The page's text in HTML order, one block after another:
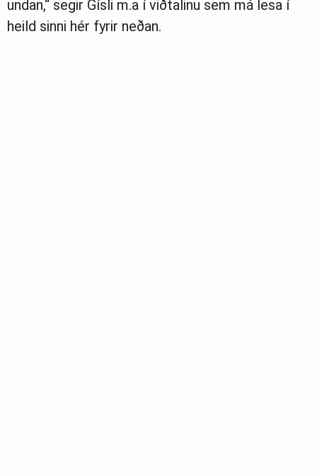
undan,“ segir Gísli m.a í viðtalinu sem má lesa í
heild sinni hér fyrir neðan.